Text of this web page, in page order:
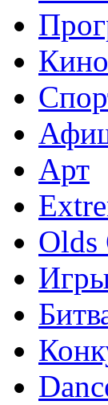
Кино
Арт
Olds